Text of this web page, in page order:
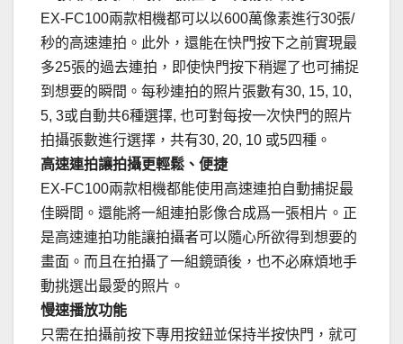
EX-FC100兩款相機都可以以600萬像素進行30張/
秒的高速連拍。此外，還能在快門按下之前實現最
多25張的過去連拍，即使快門按下稍遲了也可捕捉
到想要的瞬間。每秒連拍的照片張數有30, 15, 10,
5, 3或自動共6種選擇, 也可對每按一次快門的照片
拍攝張數進行選擇，共有30, 20, 10 或5四種。
高速連拍讓拍攝更輕鬆、便捷
EX-FC100兩款相機都能使用高速連拍自動捕捉最
佳瞬間。還能將一組連拍影像合成爲一張相片。正
是高速連拍功能讓拍攝者可以隨心所欲得到想要的
畫面。而且在拍攝了一組鏡頭後，也不必麻煩地手
動挑選出最愛的照片。
慢速播放功能
只需在拍攝前按下專用按鈕並保持半按快門，就可